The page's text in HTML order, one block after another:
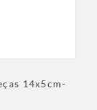
14x5cm-